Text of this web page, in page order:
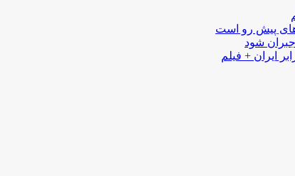
پیش رو است
شود
ایران + فیلم